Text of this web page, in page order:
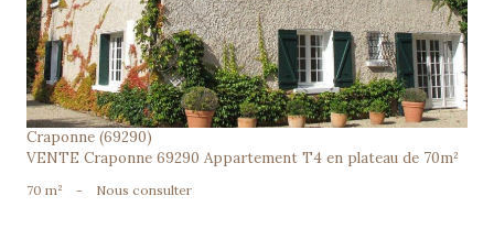
Craponne (69290)
VENTE Craponne 69290 Appartement T4 en plateau de 70m²
70 m² - Nous consulter